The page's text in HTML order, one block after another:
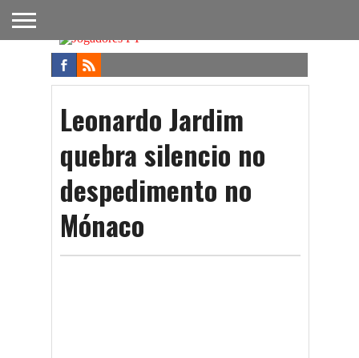
FUTEBOL
NACIONAL
FUTEBOL
INTERNACIONAL
NOTÍCIAS
ONDE
ASSISTIR
FUTEBOL
NA TV
APOSTAS
Leonardo Jardim
quebra silencio no
despedimento no
Mónaco